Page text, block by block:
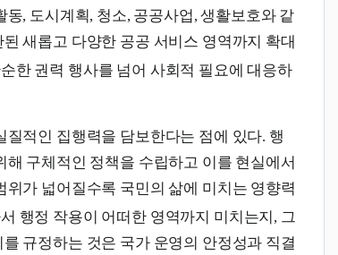
, 도시계획, 청소, 공공사업, 생활보호와 같
새롭고 다양한 공공 서비스 영역까지 확대
한 권력 행사를 넘어 사회적 필요에 대응하
적인 집행력을 담보한다는 점에 있다. 행
구체적인 정책을 수립하고 이를 현실에서
가 넓어질수록 국민의 삶에 미치는 영향력
행정 작용이 어떠한 영역까지 미치는지, 그
규정하는 것은 국가 운영의 안정성과 직결